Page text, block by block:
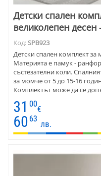
Детски спален
великолепен десен
Код:SPB923
Детски спален комплект
Материята е памук -
състезателни коли.
за момче от 5 до 15-16
Комплектът може да се
червени, сиви или бели.
31 00
€
60 63
лв.